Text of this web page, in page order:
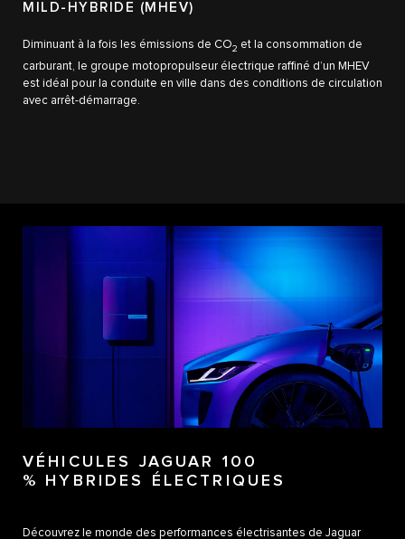
MILD-HYBRIDE (MHEV)
Diminuant à la fois les émissions de CO2 et la consommation de
carburant, le groupe motopropulseur électrique raffiné d’un MHEV
est idéal pour la conduite en ville dans des conditions de circulation
avec arrêt-démarrage.
VÉHICULES JAGUAR 100
% HYBRIDES ÉLECTRIQUES
Découvrez le monde des performances électrisantes de Jaguar